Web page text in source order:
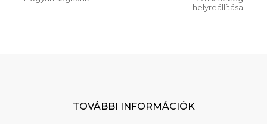
helyreállítása
TOVÁBBI INFORMÁCIÓK